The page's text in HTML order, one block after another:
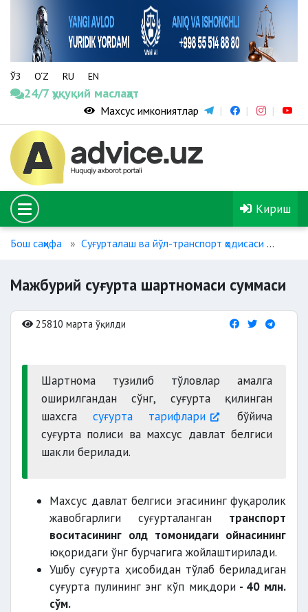
ЎЗ O‘Z RU EN
24/7 ҳуқуқий маслаҳат
Махсус имкониятлар
Кириш
Бош саҳифа Суғурталаш ва йўл-транспорт ҳодисаси
Мажбурий суғурта шартномаси суммаси
25810 марта ўқилди
Шартнома тузилиб тўловлар амалга
оширилгандан сўнг, суғурта қилинган
шахсгасуғурта тарифлари
бўйича
суғурта полиси ва махсус давлат белгиси
шакли берилади.
Махсус давлат белгиси эгасининг фуқаролик
жавобгарлиги суғурталанган транспорт
воситасининг олд томонидаги ойнасининг
юқоридаги ўнг бурчагига жойлаштирилади.
Ушбу суғурта ҳисобидан тўлаб бериладиган
суғурта пулининг энг кўп миқдори- 40 млн.
сўм.